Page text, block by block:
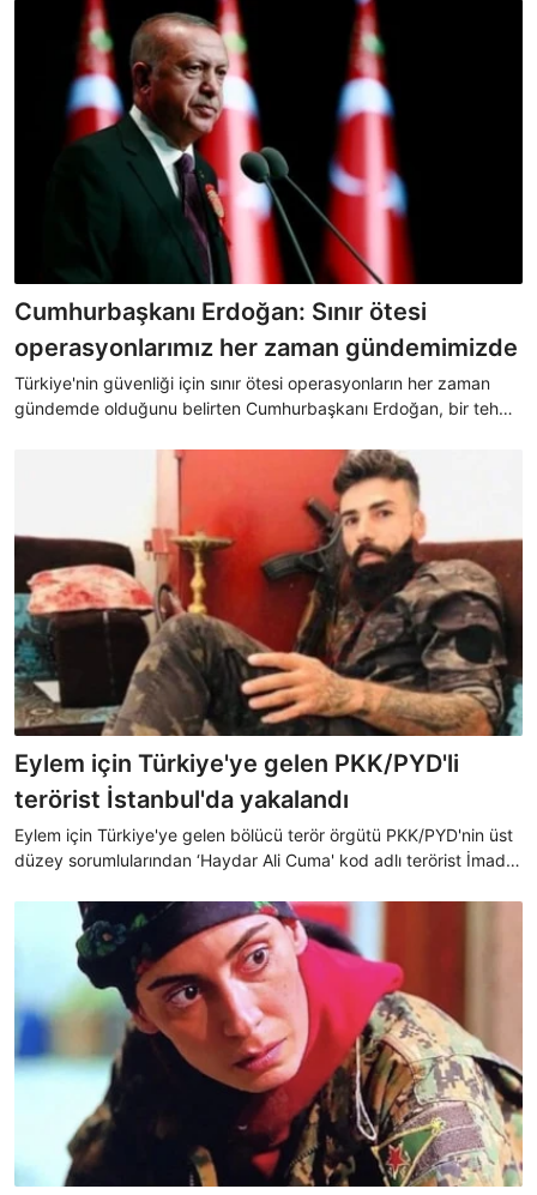
Cumhurbaşkanı Erdoğan: Sınır ötesi
operasyonlarımız her zaman gündemimizde
Türkiye'nin güvenliği için sınır ötesi operasyonların her zaman
gündemde olduğunu belirten Cumhurbaşkanı Erdoğan, bir tehdit
başlanabileceğini söyledi.
Eylem için Türkiye'ye gelen PKK/PYD'li
terörist İstanbul'da yakalandı
Eylem için Türkiye'ye gelen bölücü terör örgütü PKK/PYD'nin üst
düzey sorumlularından ‘Haydar Ali Cuma' kod adlı terörist İmad